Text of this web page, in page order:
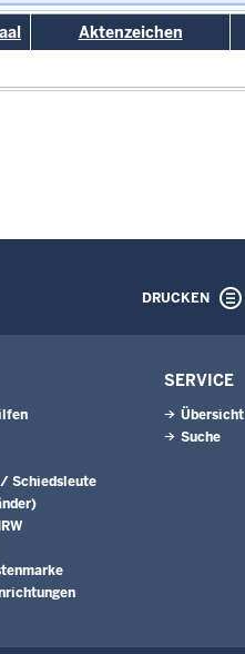
Aktenzeichen
DRUCKEN
Schiedsleute
SERVICE
Übersicht
Suche